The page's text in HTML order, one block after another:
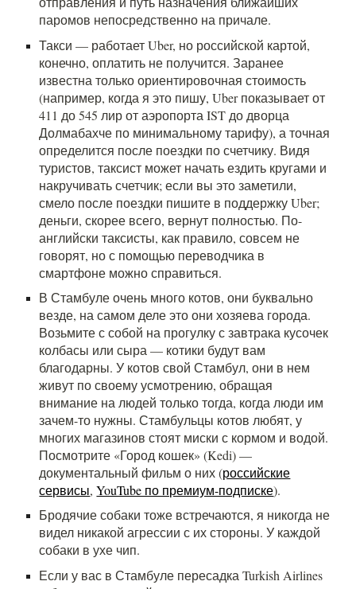
паромов непосредственно на причале.
Такси — работает Uber, но российской картой,
конечно, оплатить не получится. Заранее
известна только ориентировочная стоимость
(например, когда я это пишу, Uber показывает от
411 до 545 лир от аэропорта IST до дворца
Долмабахче по минимальному тарифу), а точная
определится после поездки по счетчику. Видя
туристов, таксист может начать ездить кругами и
накручивать счетчик; если вы это заметили,
смело после поездки пишите в поддержку Uber;
деньги, скорее всего, вернут полностью. По-
английски таксисты, как правило, совсем не
говорят, но с помощью переводчика в
смартфоне можно справиться.
В Стамбуле очень много котов, они буквально
везде, на самом деле это они хозяева города.
Возьмите с собой на прогулку с завтрака кусочек
колбасы или сыра — котики будут вам
благодарны. У котов свой Стамбул, они в нем
живут по своему усмотрению, обращая
внимание на людей только тогда, когда люди им
зачем-то нужны. Стамбульцы котов любят, у
многих магазинов стоят миски с кормом и водой.
Посмотрите «Город кошек» (Kedi) —
документальный фильм о них (российские
сервисы, YouTube по премиум-подписке).
Бродячие собаки тоже встречаются, я никогда не
видел никакой агрессии с их стороны. У каждой
собаки в ухе чип.
Если у вас в Стамбуле пересадка Turkish Airlines